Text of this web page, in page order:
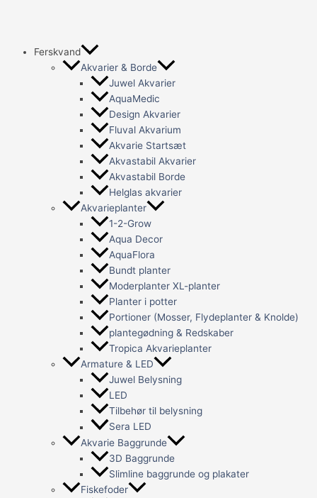
Ferskvand
Akvarier & Borde
Juwel Akvarier
AquaMedic
Design Akvarier
Fluval Akvarium
Akvarie Startsæt
Akvastabil Akvarier
Akvastabil Borde
Helglas akvarier
Akvarieplanter
1-2-Grow
Aqua Decor
AquaFlora
Bundt planter
Moderplanter XL-planter
Planter i potter
Portioner (Mosser, Flydeplanter & Knolde)
plantegødning & Redskaber
Tropica Akvarieplanter
Armature & LED
Juwel Belysning
LED
Tilbehør til belysning
Sera LED
Akvarie Baggrunde
3D Baggrunde
Slimline baggrunde og plakater
Fiskefoder